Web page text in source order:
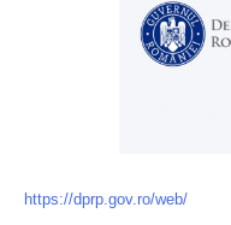
https://dprp.gov.ro/web/